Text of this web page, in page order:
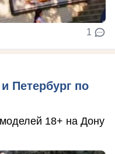
1
Петербург по
18+ на Дону